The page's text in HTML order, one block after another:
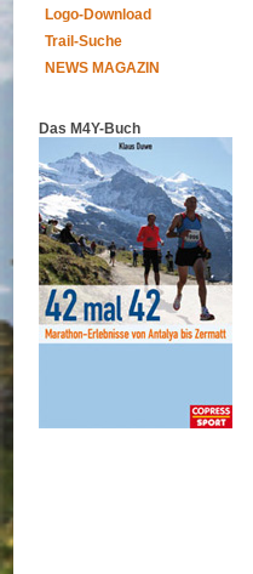
Logo-Download
Trail-Suche
NEWS MAGAZIN
Das M4Y-Buch